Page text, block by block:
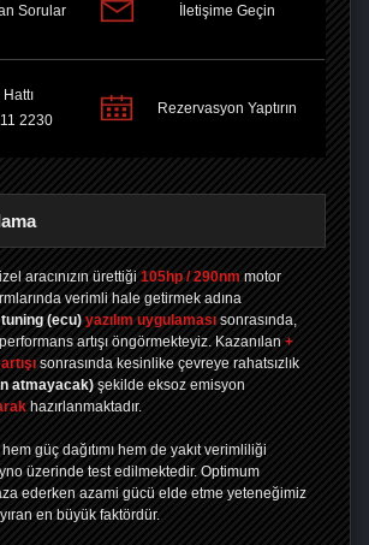
Sorular İletişime Geçin
2230
Rezervasyon Yaptırın
aracınızın ürettiği 105hp / 290nm motor
verimli hale getirmek adına
(ecu) yazılım uygulaması sonrasında,
artışı öngörmekteyiz. Kazanılan +
sonrasında kesinlike çevreye rahatsızlık
atmayacak) şekilde eksoz emisyon
hazırlanmaktadır.
hem güç dağıtımı hem de yakıt verimliliği
üzerinde test edilmektedir. Optimum
ederken azami gücü elde etme yeteneğimiz
en büyük faktördür.